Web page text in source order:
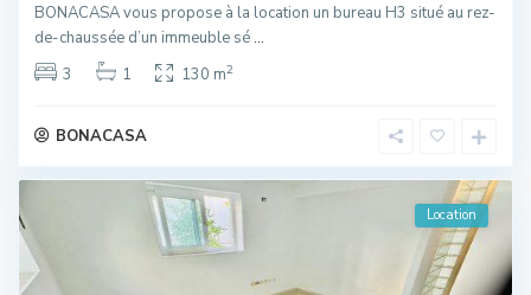
BONACASA vous propose à la location un bureau H3 situé au rez-
de-chaussée d’un immeuble sé...
3
1 130 m2
BONACASA
Location